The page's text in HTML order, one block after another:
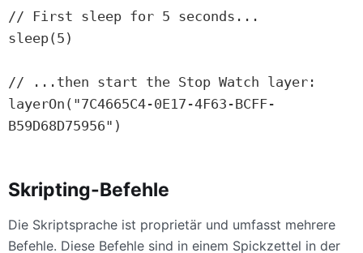
// First sleep for 5 seconds...
sleep(5)
// ...then start the Stop Watch layer:
layerOn("7C4665C4-0E17-4F63-BCFF-
B59D68D75956")
Skripting-Befehle
Die Skriptsprache ist proprietär und umfasst mehrere
Befehle. Diese Befehle sind in einem Spickzettel in der